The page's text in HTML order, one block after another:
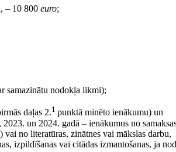
– 10 800 euro;
samazinātu nodokļa likmi);
daļas 2.1 punktā minēto ienākumu) un
un 2024. gadā – ienākumus no
no literatūras, zinātnes vai mākslas darbu,
izpildīšanas vai citādas izmantošanas, ja